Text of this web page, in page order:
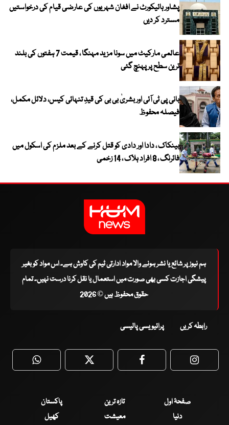
پشاور ہائیکورٹ نے افغان شہریوں کی عارضی قیام کی درخواستیں
مسترد کر دیں
عالمی مارکیٹ میں سونا مزید مہنگا ، قیمت 7 ہفتوں کی بلند
ترین سطح پر پہنچ گئی
بانی پی ٹی آئی اور بشریٰ بی بی کی قیدِ تنہائی کیس، دلائل مکمل،
فیصلہ محفوظ
بینکاک ، دادا اور دادی کو قتل کرنے کے بعد ملزم کی اسکول میں
فائرنگ ، 8 افراد ہلاک ، 14 زخمی
ہم نیوز پر شائع یا نشر ہونے والا مواد ادارتی ٹیم کی کاوش ہے۔ اس مواد کو بغیر
پیشگی اجازت کسی بھی صورت میں استعمال یا نقل کرنا درست نہیں۔ تمام
حقوق محفوظ ہیں © 2026
رابطہ کریں پرائیویسی پالیسی
WhatsApp Twitter Facebook
صفحۂ اول تازہ ترین
پاکستان
دنیا
معیشت کھیل